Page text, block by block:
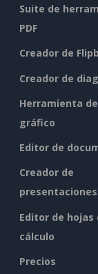
Suite de
PDF
Creador de
Creador de
Herramienta
gráfico
Editor de
Creador de
presentaciones
Editor de hojas
cálculo
Precios